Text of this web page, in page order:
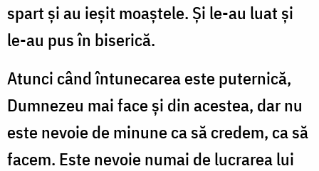
spart şi au ieşit moaştele. Şi le-au luat şi
le-au pus în biserică.
Atunci când întunecarea este puternică,
Dumnezeu mai face şi din acestea, dar nu
este nevoie de minune ca să credem, ca să
facem. Este nevoie numai de lucrarea lui